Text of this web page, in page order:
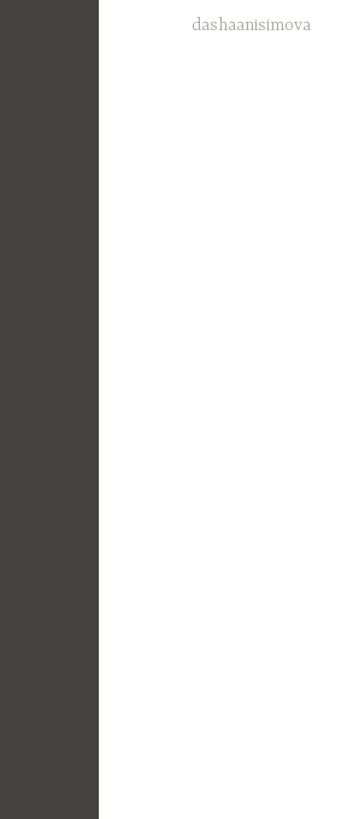
dashaanisimova